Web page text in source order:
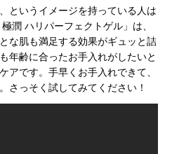
というイメージを持っている人は
潤 ハリパーフェクトゲル」は、
な肌も満足する効果がギュッと詰
年齢に合ったお手入れがしたいと
アです。手早くお手入れできて、
さっそく試してみてください！